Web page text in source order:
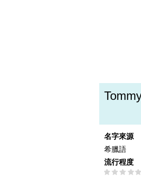
名字來源
希臘語
流行程度